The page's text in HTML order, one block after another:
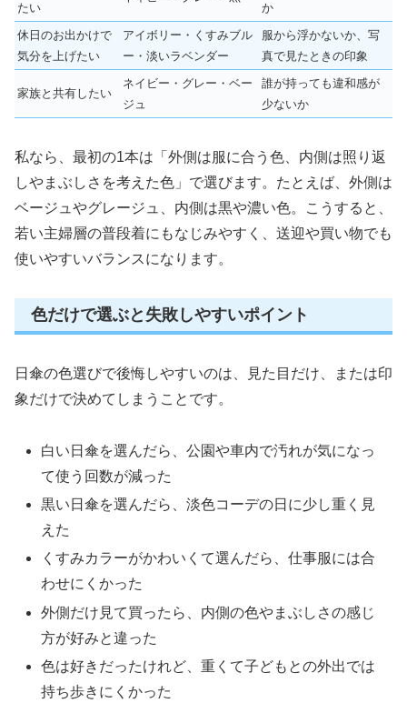
たい
か
休日のお出かけで
気分を上げたい
アイボリー・くすみブル
ー・淡いラベンダー
服から浮かないか、写
真で見たときの印象
家族と共有したい
ネイビー・グレー・ベー
ジュ
誰が持っても違和感が
少ないか
私なら、最初の1本は「外側は服に合う色、内側は照り返
しやまぶしさを考えた色」で選びます。たとえば、外側は
ベージュやグレージュ、内側は黒や濃い色。こうすると、
若い主婦層の普段着にもなじみやすく、送迎や買い物でも
使いやすいバランスになります。
色だけで選ぶと失敗しやすいポイント
日傘の色選びで後悔しやすいのは、見た目だけ、または印
象だけで決めてしまうことです。
白い日傘を選んだら、公園や車内で汚れが気になっ
て使う回数が減った
黒い日傘を選んだら、淡色コーデの日に少し重く見
えた
くすみカラーがかわいくて選んだら、仕事服には合
わせにくかった
外側だけ見て買ったら、内側の色やまぶしさの感じ
方が好みと違った
色は好きだったけれど、重くて子どもとの外出では
持ち歩きにくかった